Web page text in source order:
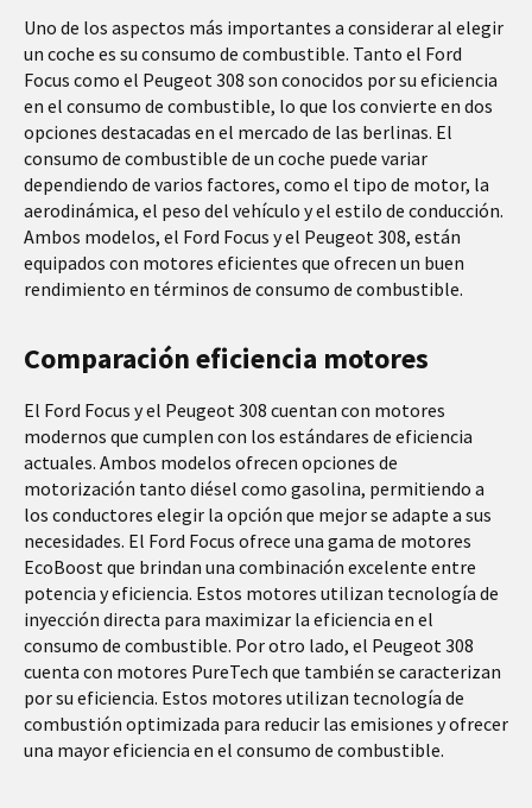
Uno de los aspectos más importantes a considerar al elegir
un coche es su consumo de combustible. Tanto el Ford
Focus como el Peugeot 308 son conocidos por su eficiencia
en el consumo de combustible, lo que los convierte en dos
opciones destacadas en el mercado de las berlinas. El
consumo de combustible de un coche puede variar
dependiendo de varios factores, como el tipo de motor, la
aerodinámica, el peso del vehículo y el estilo de conducción.
Ambos modelos, el Ford Focus y el Peugeot 308, están
equipados con motores eficientes que ofrecen un buen
rendimiento en términos de consumo de combustible.
Comparación eficiencia motores
El Ford Focus y el Peugeot 308 cuentan con motores
modernos que cumplen con los estándares de eficiencia
actuales. Ambos modelos ofrecen opciones de
motorización tanto diésel como gasolina, permitiendo a
los conductores elegir la opción que mejor se adapte a sus
necesidades. El Ford Focus ofrece una gama de motores
EcoBoost que brindan una combinación excelente entre
potencia y eficiencia. Estos motores utilizan tecnología de
inyección directa para maximizar la eficiencia en el
consumo de combustible. Por otro lado, el Peugeot 308
cuenta con motores PureTech que también se caracterizan
por su eficiencia. Estos motores utilizan tecnología de
combustión optimizada para reducir las emisiones y ofrecer
una mayor eficiencia en el consumo de combustible.